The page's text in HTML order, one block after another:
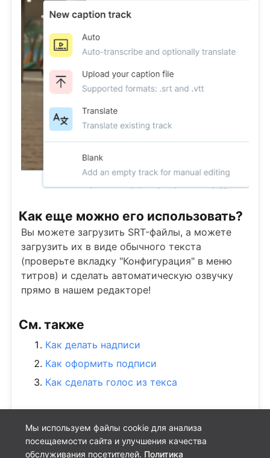
Мы используем файлы cookie для анализа
посещаемости сайта и улучшения качества
обслуживания посетителей. Политика
Как еще можно его использовать?
Вы можете загрузить SRT-файлы, а можете
загрузить их в виде обычного текста
(проверьте вкладку "Конфигурация" в меню
титров) и сделать автоматическую озвучку
прямо в нашем редакторе!
См. также
Как делать надписи
Как оформить подписи
Как сделать голос из текса